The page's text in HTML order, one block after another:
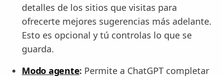
detalles de los sitios que visitas para
ofrecerte mejores sugerencias más adelante.
Esto es opcional y tú controlas lo que se
guarda.
Modo agente: Permite a ChatGPT completar